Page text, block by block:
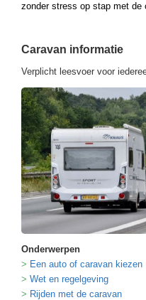
zonder stress op stap met de
Caravan informatie
Verplicht leesvoer voor
Onderwerpen
Een auto of caravan kiezen
Wet en regelgeving
Rijden met de caravan